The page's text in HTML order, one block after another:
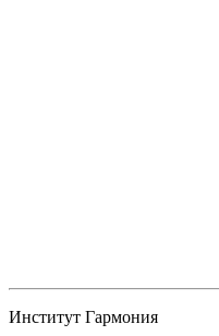
Институт Гармония